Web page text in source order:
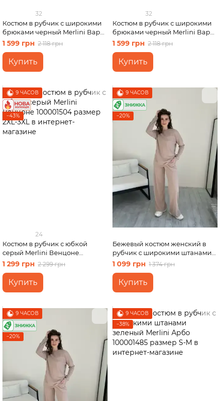
32
Костюм в рубчик с широкими
брюками черный Merlini Варес
100001401 размер 2XL-3XL
1 599 грн 2 118 грн
Купить
32
Костюм в рубчик с широкими
брюками черный Merlini Варес
100001401 размер S-M
1 599 грн 2 118 грн
Купить
9 ЧАСОВ
−43%
24
Костюм в рубчик с юбкой
серый Merlini Венцоне
100001504 размер 2XL-3XL
1 299 грн 2 299 грн
Купить
9 ЧАСОВ
−20%
Бежевый костюм женский в
рубчик с широкими штанами
Merlini Мантуя 100000403,
размер XS-M
1 099 грн 1 374 грн
Купить
9 ЧАСОВ
−20%
9 ЧАСОВ
−38%